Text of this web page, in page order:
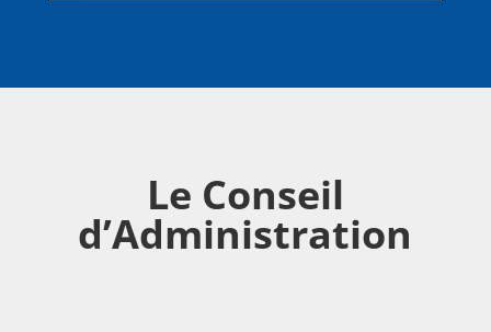
Le Conseil
d’Administration